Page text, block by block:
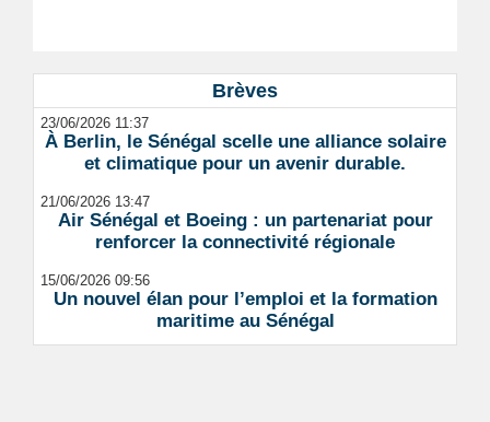
Brèves
23/06/2026 11:37
À Berlin, le Sénégal scelle une alliance solaire
et climatique pour un avenir durable.
21/06/2026 13:47
Air Sénégal et Boeing : un partenariat pour
renforcer la connectivité régionale
15/06/2026 09:56
Un nouvel élan pour l’emploi et la formation
maritime au Sénégal